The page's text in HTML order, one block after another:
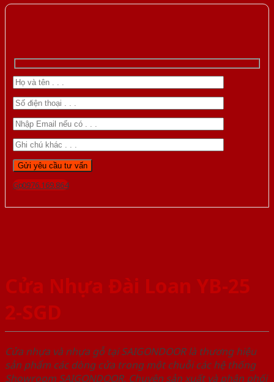
Gọi 0976.169.864
Cửa Nhựa Đài Loan YB-25
2-SGD
Cửa nhựa và nhựa gỗ tại SAIGONDOOR là thương hiệu
sản phẩm các dòng cửa trong một chuỗi các hệ thống
Showroom SAIGONDOOR. Chuyên sản xuất và phân phối